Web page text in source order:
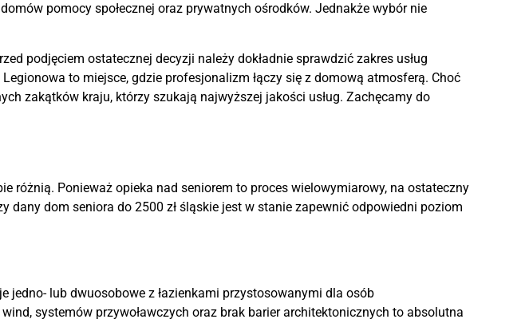
pomocy społecznej oraz prywatnych ośrodków. Jednakże wybór nie
podjęciem ostatecznej decyzji należy dokładnie sprawdzić zakres usług
to miejsce, gdzie profesjonalizm łączy się z domową atmosferą. Choć
zakątków kraju, którzy szukają najwyższej jakości usług. Zachęcamy do
różnią. Ponieważ opieka nad seniorem to proces wielowymiarowy, na ostateczny
dany dom seniora do 2500 zł śląskie jest w stanie zapewnić odpowiedni poziom
jedno- lub dwuosobowe z łazienkami przystosowanymi dla osób
systemów przywoławczych oraz brak barier architektonicznych to absolutna